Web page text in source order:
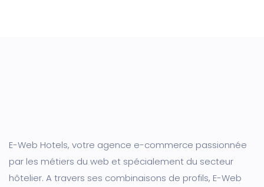
E-Web Hotels, votre agence e-commerce passionnée
par les métiers du web et spécialement du secteur
hôtelier. A travers ses combinaisons de profils, E-Web